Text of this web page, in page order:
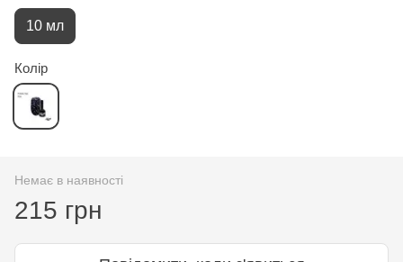
10 мл
Колір
Немає в наявності
215 грн